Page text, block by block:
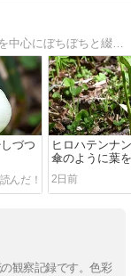
野山を散策した時に撮影した花たちの写真を中心にぼちぼちと綴っています(^-^)基本、自生の花ですが、自生かどうか、ちょっと怪しいのもあります（笑）
づつ
ヒロハテンナ
傘のように葉
2日前
観察記録です。色彩